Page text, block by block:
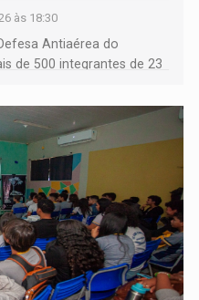
às 18:30
Antiaérea do
de 500 integrantes de 23